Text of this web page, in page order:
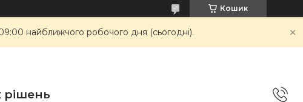
Кошик
найближчого робочого дня (сьогодні).
рішень